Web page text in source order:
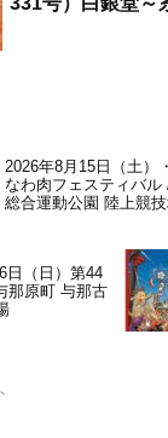
2026年8月15日（土）
なわ肉フェスティバ
総合運動公園 陸上競
日（日）第44
那原町 与那古